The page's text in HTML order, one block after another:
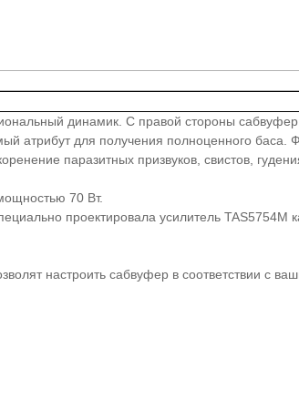
динамик. С правой стороны сабвуфер
атрибут для получения полноценного баса.
паразитных призвуков, свистов,
70 Вт.
проектировала усилитель
настроить сабвуфер в соответствии с